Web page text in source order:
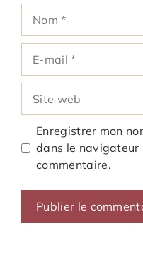
mail
web
Enregistrer mon
dans le navigateur
commentaire.